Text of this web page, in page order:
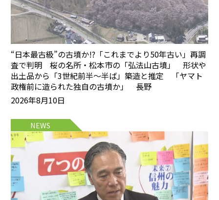
“日本最古級”の古墳か!?「これまでより50年古い」再調
査で判明 桜の名所・松本市の「弘法山古墳」 形状や
出土品から「3世紀前半～半ば」築造と推定 「ヤマト
政権前に造られた独自の古墳か」 長野
2026年8月10日
NEWS